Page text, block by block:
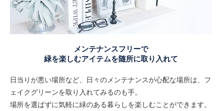
メンテナンスフリーで
緑を楽しむアイテムを随所に取り入れて
日当りが悪い場所など、日々のメンテナンスが心配な場所は、フ
ェイクグリーンを取り入れてみるのも手。
場所を選ばずに気軽に緑のある暮らしを楽しむことができます。